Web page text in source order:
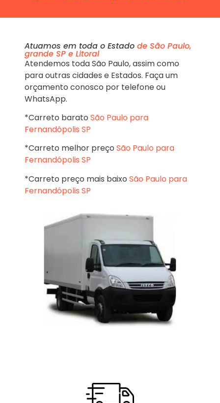
Atuamos em toda o Estado de São Paulo,
grande SP e Litoral
Atendemos toda São Paulo, assim como
para outras cidades e Estados. Faça um
orçamento conosco por telefone ou
WhatsApp.
*Carreto barato São Paulo para
Fernandópolis SP
*Carreto melhor preço São Paulo para
Fernandópolis SP
*Carreto preço mais baixo São Paulo para
Fernandópolis SP